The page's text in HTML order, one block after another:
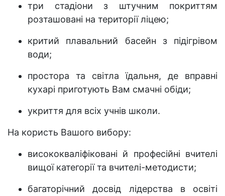
три стадіони з штучним покриттям
розташовані на території ліцею;
критий плавальний басейн з підігрівом
води;
простора та світла їдальня, де вправні
кухарі приготують Вам смачні обіди;
укриття для всіх учнів школи.
На користь Вашого вибору:
висококваліфіковані й професійні вчителі
вищої категорії та вчителі-методисти;
багаторічний досвід лідерства в освіті